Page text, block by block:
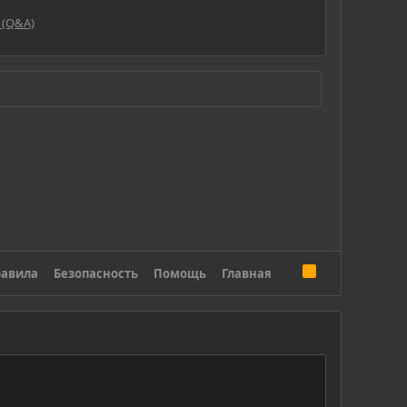
Безопасность Помощь Главная
S